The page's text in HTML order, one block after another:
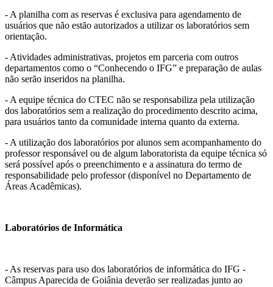
- A planilha com as reservas é exclusiva para agendamento de
usuários que não estão autorizados a utilizar os laboratórios sem
orientação.
- Atividades administrativas, projetos em parceria com outros
departamentos como o “Conhecendo o IFG” e preparação de aulas
não serão inseridos na planilha.
- A equipe técnica do CTEC não se responsabiliza pela utilização
dos laboratórios sem a realização do procedimento descrito acima,
para usuários tanto da comunidade interna quanto da externa.
- A utilização dos laboratórios por alunos sem acompanhamento do
professor responsável ou de algum laboratorista da equipe técnica só
será possível após o preenchimento e a assinatura do termo de
responsabilidade pelo professor (disponível no Departamento de
Áreas Acadêmicas).
Laboratórios de Informática
- As reservas para uso dos laboratórios de informática do IFG -
Câmpus Aparecida de Goiânia deverão ser realizadas junto ao